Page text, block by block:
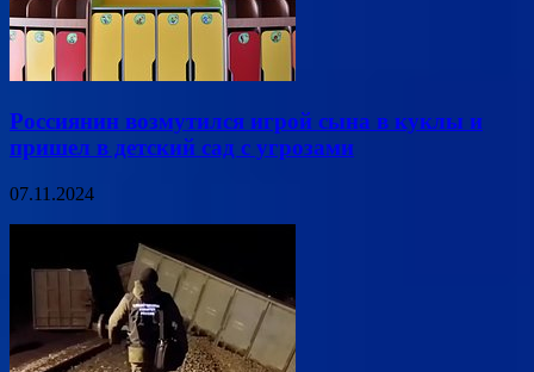
Россиянин возмутился игрой сына в куклы и
пришел в детский сад с угрозами
07.11.2024